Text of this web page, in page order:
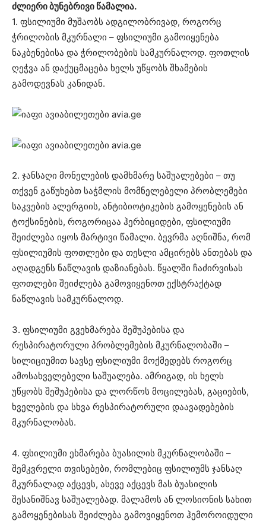
ძლიერი ბუნებრივი წამალია.
1. ფსილიუმი მუშაობს ადგილობრივად, როგორც
ჭრილობის მკურნალი – ფსილიუმი გამოიყენება
ნაკბენებისა და ჭრილობების სამკურნალოდ. ფოთლის
ღეჭვა ან დაქუცმაცება ხელს უწყობს შხამების
გამოდევნას კანიდან.
2. ჯანსაღი მონელების დამხმარე საშუალებები – თუ
თქვენ გაწუხებთ საჭმლის მომნელებელი პრობლემები
საკვების ალერგიის, ანტიბიოტიკების გამოყენების ან
ტოქსინების, როგორიცაა ჰერბიციდები, ფსილიუმი
შეიძლება იყოს მარტივი წამალი. ბევრმა აღნიშნა, რომ
ფსილიუმის ფოთლები და თესლი ამცირებს ანთებას და
აღადგენს ნაწლავის დაზიანებას. წყალში ჩაძირვისას
ფოთლები შეიძლება გამოვიყენოთ ექსტრაქტად
ნაწლავის სამკურნალოდ.
3. ფსილიუმი გვეხმარება შეშუპებისა და
რესპირატორული პრობლემების მკურნალობაში –
სილიციუმით სავსე ფსილიუმი მოქმედებს როგორც
ამოსახველებელი საშუალება. ამრიგად, ის ხელს
უწყობს შეშუპებისა და ლორწოს მოცილებას, გაციების,
ხველების და სხვა რესპირატორული დაავადებების
მკურნალობას.
4. ფსილიუმი ეხმარება ბუასილის მკურნალობაში –
შემკვრელი თვისებები, რომლებიც ფსილიუმს ჯანსაღ
მკურნალად აქცევს, ასევე აქცევს მას ბუასილის
შესანიშნავ საშუალებად. მალამოს ან ლოსიონის სახით
გამოყენებისას შეიძლება გამოვიყენოთ ჰემოროიდული